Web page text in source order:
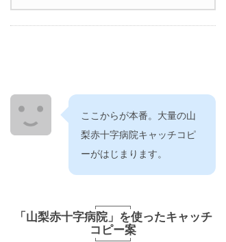
ここからが本番。大量の山
梨赤十字病院キャッチコピ
ーがはじまります。
「山梨赤十字病院」を使ったキャッチ
コピー案